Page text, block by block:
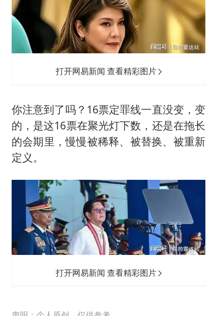
打开网易新闻 查看精彩图片
你注意到了吗？16票定罪线一直没变，变
的，是这16票在聚光灯下数，还是在拖长
的会期里，慢慢被稀释、被替换、被重新
定义。
打开网易新闻 查看精彩图片